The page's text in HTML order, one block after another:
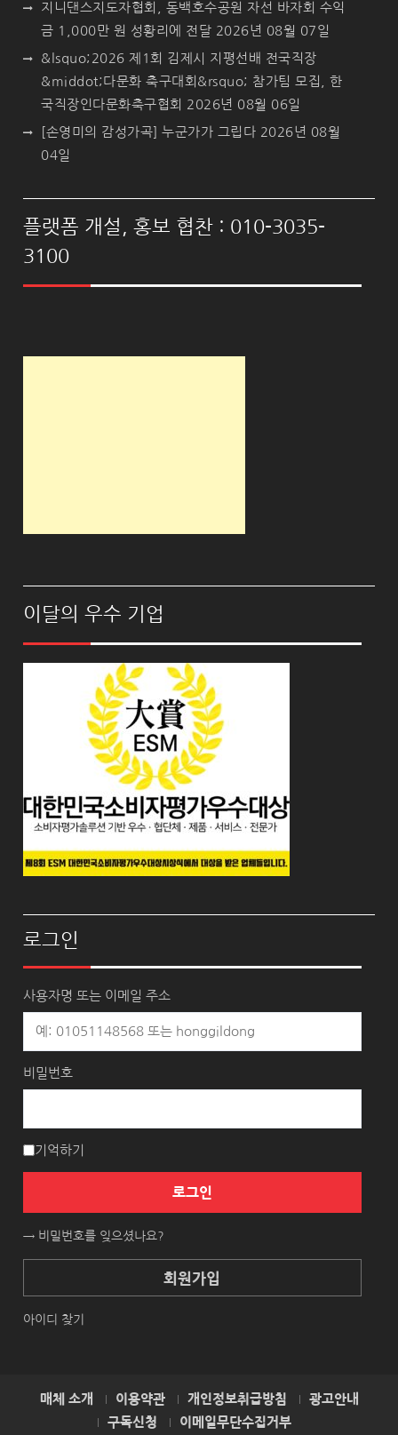
지니댄스지도자협회, 동백호수공원 자선 바자회 수익
금 1,000만 원 성황리에 전달 2026년 08월 07일
&lsquo;2026 제1회 김제시 지평선배 전국직장
&middot;다문화 축구대회&rsquo; 참가팀 모집, 한
국직장인다문화축구협회 2026년 08월 06일
[손영미의 감성가곡] 누군가가 그립다 2026년 08월
04일
플랫폼 개설, 홍보 협찬 : 010-3035-
3100
이달의 우수 기업
로그인
사용자명 또는 이메일 주소
비밀번호
기억하기
로그인
→ 비밀번호를 잊으셨나요?
회원가입
아이디 찾기
매체 소개 이용약관 개인정보취급방침
광고안내
구독신청
이메일무단수집거부